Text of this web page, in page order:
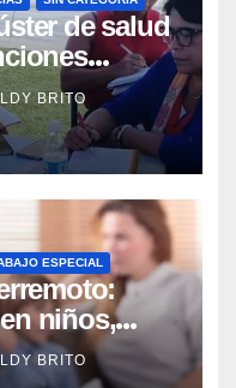
de salud
la
BRITO
ESPECIAL
niños,
y madres
BRITO